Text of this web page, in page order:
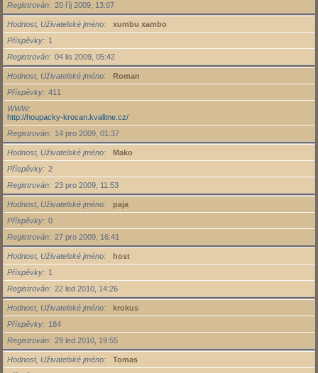
Registrován
20 říj 2009, 13:07
Hodnost, Uživatelské jméno
xumbu xambo
Příspěvky
1
Registrován
04 lis 2009, 05:42
Hodnost, Uživatelské jméno
Roman
Příspěvky
411
WWW
http://houpacky-krocan.kvalitne.cz/
Registrován
14 pro 2009, 01:37
Hodnost, Uživatelské jméno
Mako
Příspěvky
2
Registrován
23 pro 2009, 11:53
Hodnost, Uživatelské jméno
paja
Příspěvky
0
Registrován
27 pro 2009, 16:41
Hodnost, Uživatelské jméno
host
Příspěvky
1
Registrován
22 led 2010, 14:26
Hodnost, Uživatelské jméno
krokus
Příspěvky
184
Registrován
29 led 2010, 19:55
Hodnost, Uživatelské jméno
Tomas